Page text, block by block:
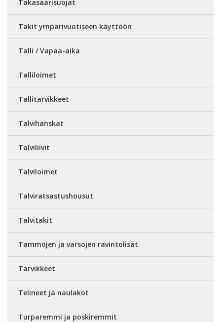
Takasäärisuojat
Takit ympärivuotiseen käyttöön
Talli / Vapaa-aika
Talliloimet
Tallitarvikkeet
Talvihanskat
Talviliivit
Talviloimet
Talviratsastushousut
Talvitakit
Tammojen ja varsojen ravintolisät
Tarvikkeet
Telineet ja naulakot
Turparemmi ja poskiremmit